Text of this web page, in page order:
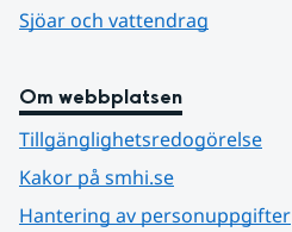
Sjöar och vattendrag
Om webbplatsen
Tillgänglighetsredogörelse
Kakor på smhi.se
Hantering av personuppgifter